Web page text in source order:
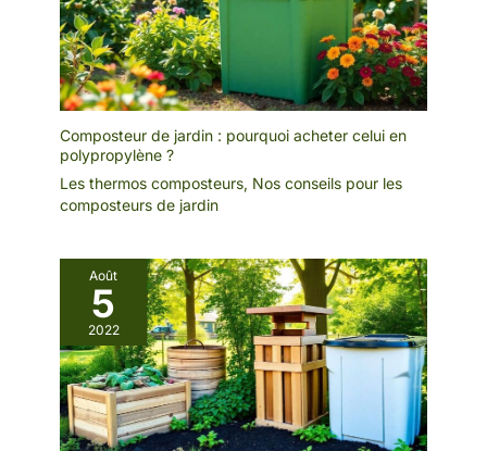
Composteur de jardin : pourquoi acheter celui en
polypropylène ?
Les thermos composteurs, Nos conseils pour les
composteurs de jardin
Août
5
2022